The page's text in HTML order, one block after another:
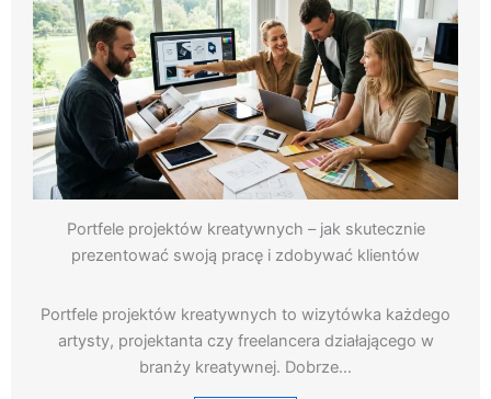
Portfele projektów kreatywnych – jak skutecznie
prezentować swoją pracę i zdobywać klientów
Portfele projektów kreatywnych to wizytówka każdego
artysty, projektanta czy freelancera działającego w
branży kreatywnej. Dobrze…